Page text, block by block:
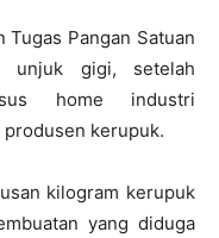
Tugas Pangan Satuan
unjuk gigi, setelah
home industri
kerupuk.
kilogram kerupuk
yang diduga